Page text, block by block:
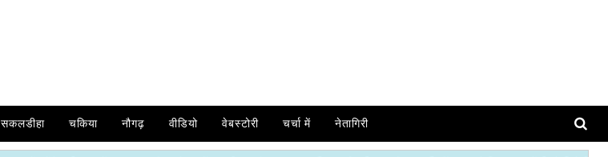
सकलडीहा चकिया नौगढ़ वीडियो वेबस्टोरी चर्चा में नेतागिरी